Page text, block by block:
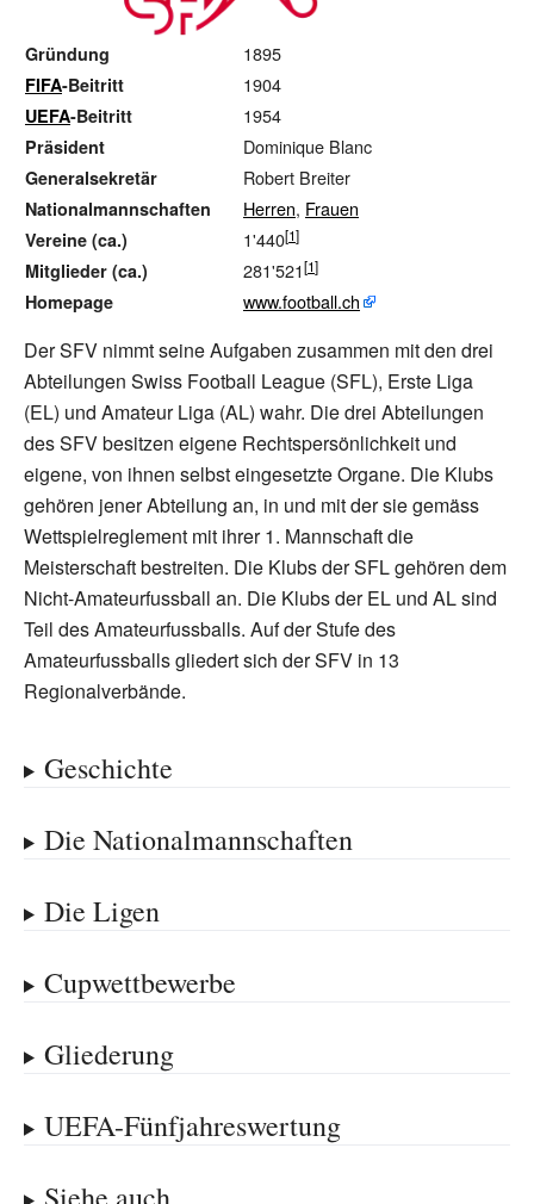
Gründung 1895
FIFA-Beitritt 1904
UEFA-Beitritt 1954
Präsident Dominique Blanc
Generalsekretär Robert Breiter
Nationalmannschaften Herren, Frauen
Vereine (ca.) 1'440
Mitglieder (ca.) 281'521
Homepage www.football.ch
Der SFV nimmt seine Aufgaben zusammen mit den drei
Abteilungen Swiss Football League (SFL), Erste Liga
(EL) und Amateur Liga (AL) wahr. Die drei Abteilungen
des SFV besitzen eigene Rechtspersönlichkeit und
eigene, von ihnen selbst eingesetzte Organe. Die Klubs
gehören jener Abteilung an, in und mit der sie gemäss
Wettspielreglement mit ihrer 1. Mannschaft die
Meisterschaft bestreiten. Die Klubs der SFL gehören dem
Nicht-Amateurfussball an. Die Klubs der EL und AL sind
Teil des Amateurfussballs. Auf der Stufe des
Amateurfussballs gliedert sich der SFV in 13
Regionalverbände.
Geschichte
Die Nationalmannschaften
Die Ligen
Cupwettbewerbe
Gliederung
UEFA-Fünfjahreswertung